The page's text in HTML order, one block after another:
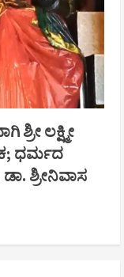
ಲಕ್ಷ್ಮೀ
ಧರ್ಮದ
ಶ್ರೀನಿವಾಸ